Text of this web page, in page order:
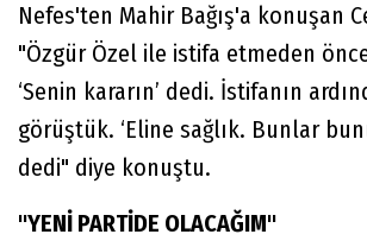
Nefes'ten Mahir Bağış'a konuşan
"Özgür Özel ile istifa etmeden
‘Senin kararın’ dedi. İstifanın
görüştük. ‘Eline sağlık. Bunlar
dedi" diye konuştu.
"YENİ PARTİDE OLACAĞIM"